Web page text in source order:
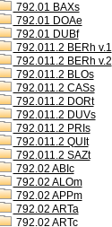
792.01 BAXs
792.01 DOAe
792.01 DUBf
792.011.2 BERh v.1
792.011.2 BERh v.2
792.011.2 BLOs
792.011.2 CASs
792.011.2 DORt
792.011.2 DUVs
792.011.2 PRIs
792.011.2 QUIt
792.011.2 SAZt
792.02 ABIc
792.02 ALOm
792.02 APPm
792.02 ARTa
792.02 ARTc